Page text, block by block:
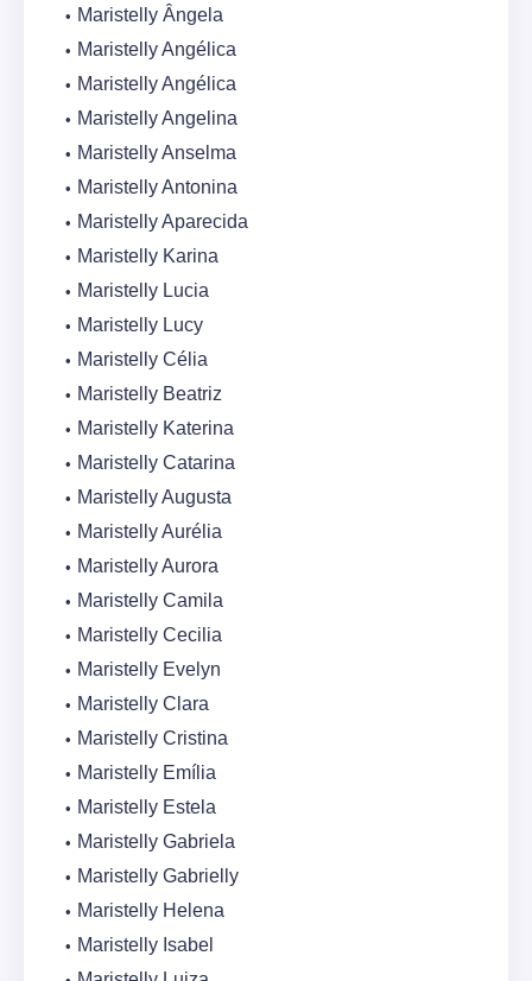
Maristelly Ângela
Maristelly Angélica
Maristelly Angélica
Maristelly Angelina
Maristelly Anselma
Maristelly Antonina
Maristelly Aparecida
Maristelly Karina
Maristelly Lucia
Maristelly Lucy
Maristelly Célia
Maristelly Beatriz
Maristelly Katerina
Maristelly Catarina
Maristelly Augusta
Maristelly Aurélia
Maristelly Aurora
Maristelly Camila
Maristelly Cecilia
Maristelly Evelyn
Maristelly Clara
Maristelly Cristina
Maristelly Emília
Maristelly Estela
Maristelly Gabriela
Maristelly Gabrielly
Maristelly Helena
Maristelly Isabel